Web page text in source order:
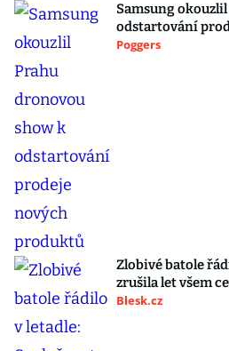
Samsung
odstartování
Poggers
Zlobivé batole
zrušila let všem
Blesk.cz